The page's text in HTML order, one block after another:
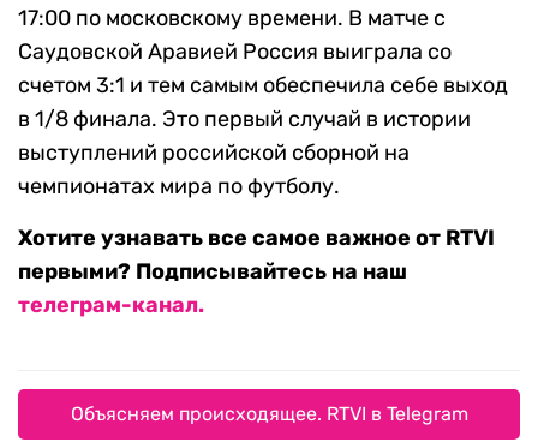
17:00 по московскому времени. В матче с
Саудовской Аравией Россия выиграла со
счетом 3:1 и тем самым обеспечила себе выход
в 1/8 финала. Это первый случай в истории
выступлений российской сборной на
чемпионатах мира по футболу.
Хотите узнавать все самое важное от RTVI
первыми? Подписывайтесь на наш
телеграм-канал.
Объясняем происходящее. RTVI в Telegram